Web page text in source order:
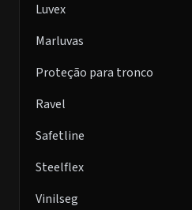
Luvex
Marluvas
Proteção para tronco
Ravel
Safetline
Steelflex
Vinilseg